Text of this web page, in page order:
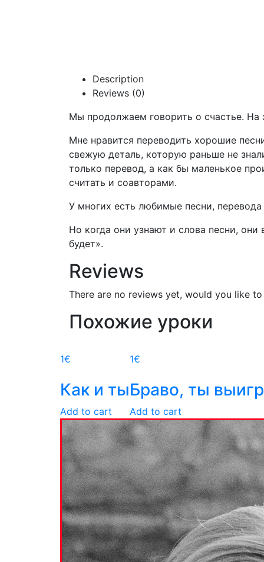
Description
Reviews (0)
Мы продолжаем говорить о счастье. На
Мне нравится переводить хорошие
свежую деталь, которую раньше не
только перевод, а как бы маленькое
считать и соавторами.
У многих есть любимые песни,
Но когда они узнают и слова песни,
будет».
Reviews
There are no reviews yet, would you like
Похожие уроки
1€
Как и ты
Add to cart
1€
Браво, ты
Add to cart